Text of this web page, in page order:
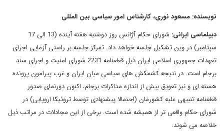
نویسنده: مسعود نوری، کارشناس امور سیاسی بین المللی
دیپلماسی ایرانی:
شورای حکام آژانس روز دوشنبه هفته آینده (13 الی 17
سپتامبر) در وین تشکیل جلسه خواهد داد. تمرکز جلسه بر راستی آزمایی اجرای
تعهدات جمهوری اسلامی ایران ذیل قطعنامه 2231 شورای امنیت و اجرای سند
برجام است. در نتیجه کشمکش های سیاسی میان ایران و غرب پیرامون پرونده
هسته ای و نیز تعویق بیش از اندازه مذاکرات برجام، اکنون دورنمای صدور
قطعنامه تنبیهی علیه کشورمان (احتمالا پیشنهادی توسط تروئیکا اروپایی) در
شورای حکام واقعی تر از همیشه شده است. برخی از این مجادلات در مراتب ذیل
خلاصه می شوند.